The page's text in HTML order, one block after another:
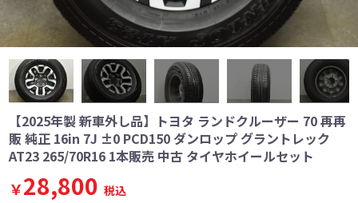
【2025年製 新車外し品】トヨタ ランドクルーザー 70 再再
販 純正 16in 7J ±0 PCD150 ダンロップ グラントレック
AT23 265/70R16 1本販売 中古 タイヤホイールセット
￥28,800 税込